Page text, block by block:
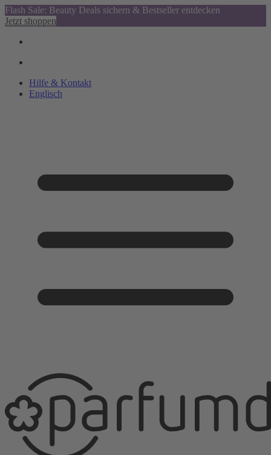
Flash Sale: Beauty Deals sichern & Bestseller entdecken
Jetzt shoppen
Hilfe & Kontakt
Englisch